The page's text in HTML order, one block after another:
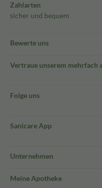
Zahlarten
sicher und bequem
Bewerte uns
Vertraue unserem mehrfach
Folge uns
Sanicare App
Unternehmen
Meine Apotheke